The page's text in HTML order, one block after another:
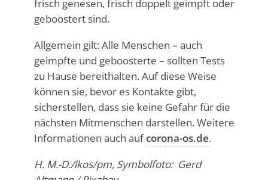
frisch genesen, frisch doppelt geimpft oder
geboostert sind.
Allgemein gilt: Alle Menschen – auch
geimpfte und geboosterte – sollten Tests
zu Hause bereithalten. Auf diese Weise
können sie, bevor es Kontakte gibt,
sicherstellen, dass sie keine Gefahr für die
nächsten Mitmenschen darstellen. Weitere
Informationen auch aufcorona-os.de.
H. M.-D./lkos/pm, Symbolfoto: Gerd